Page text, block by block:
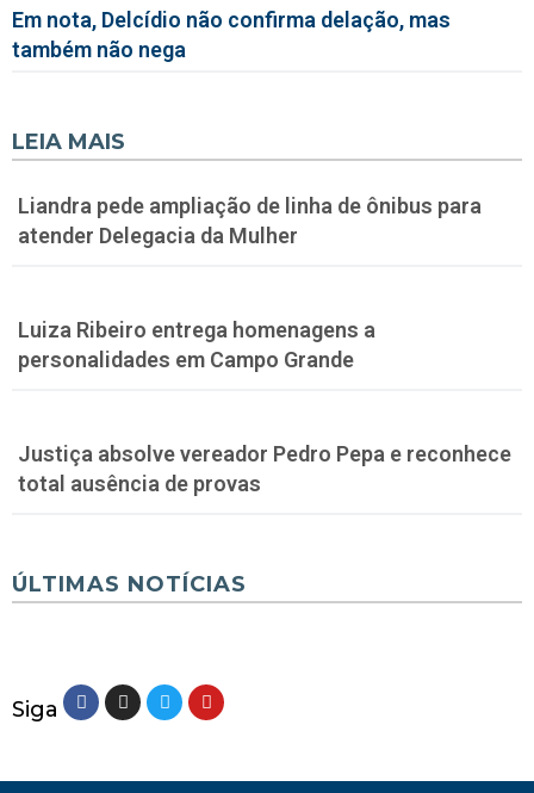
Em nota, Delcídio não confirma delação, mas
também não nega
LEIA MAIS
Liandra pede ampliação de linha de ônibus para
atender Delegacia da Mulher
Luiza Ribeiro entrega homenagens a
personalidades em Campo Grande
Justiça absolve vereador Pedro Pepa e reconhece
total ausência de provas
ÚLTIMAS NOTÍCIAS
Siga